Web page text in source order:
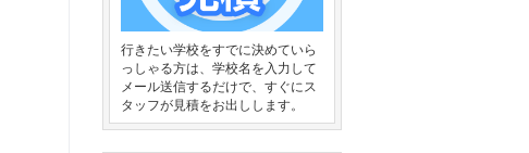
行きたい学校をすでに決めていら
っしゃる方は、学校名を入力して
メール送信するだけで、すぐにス
タッフが見積をお出しします。